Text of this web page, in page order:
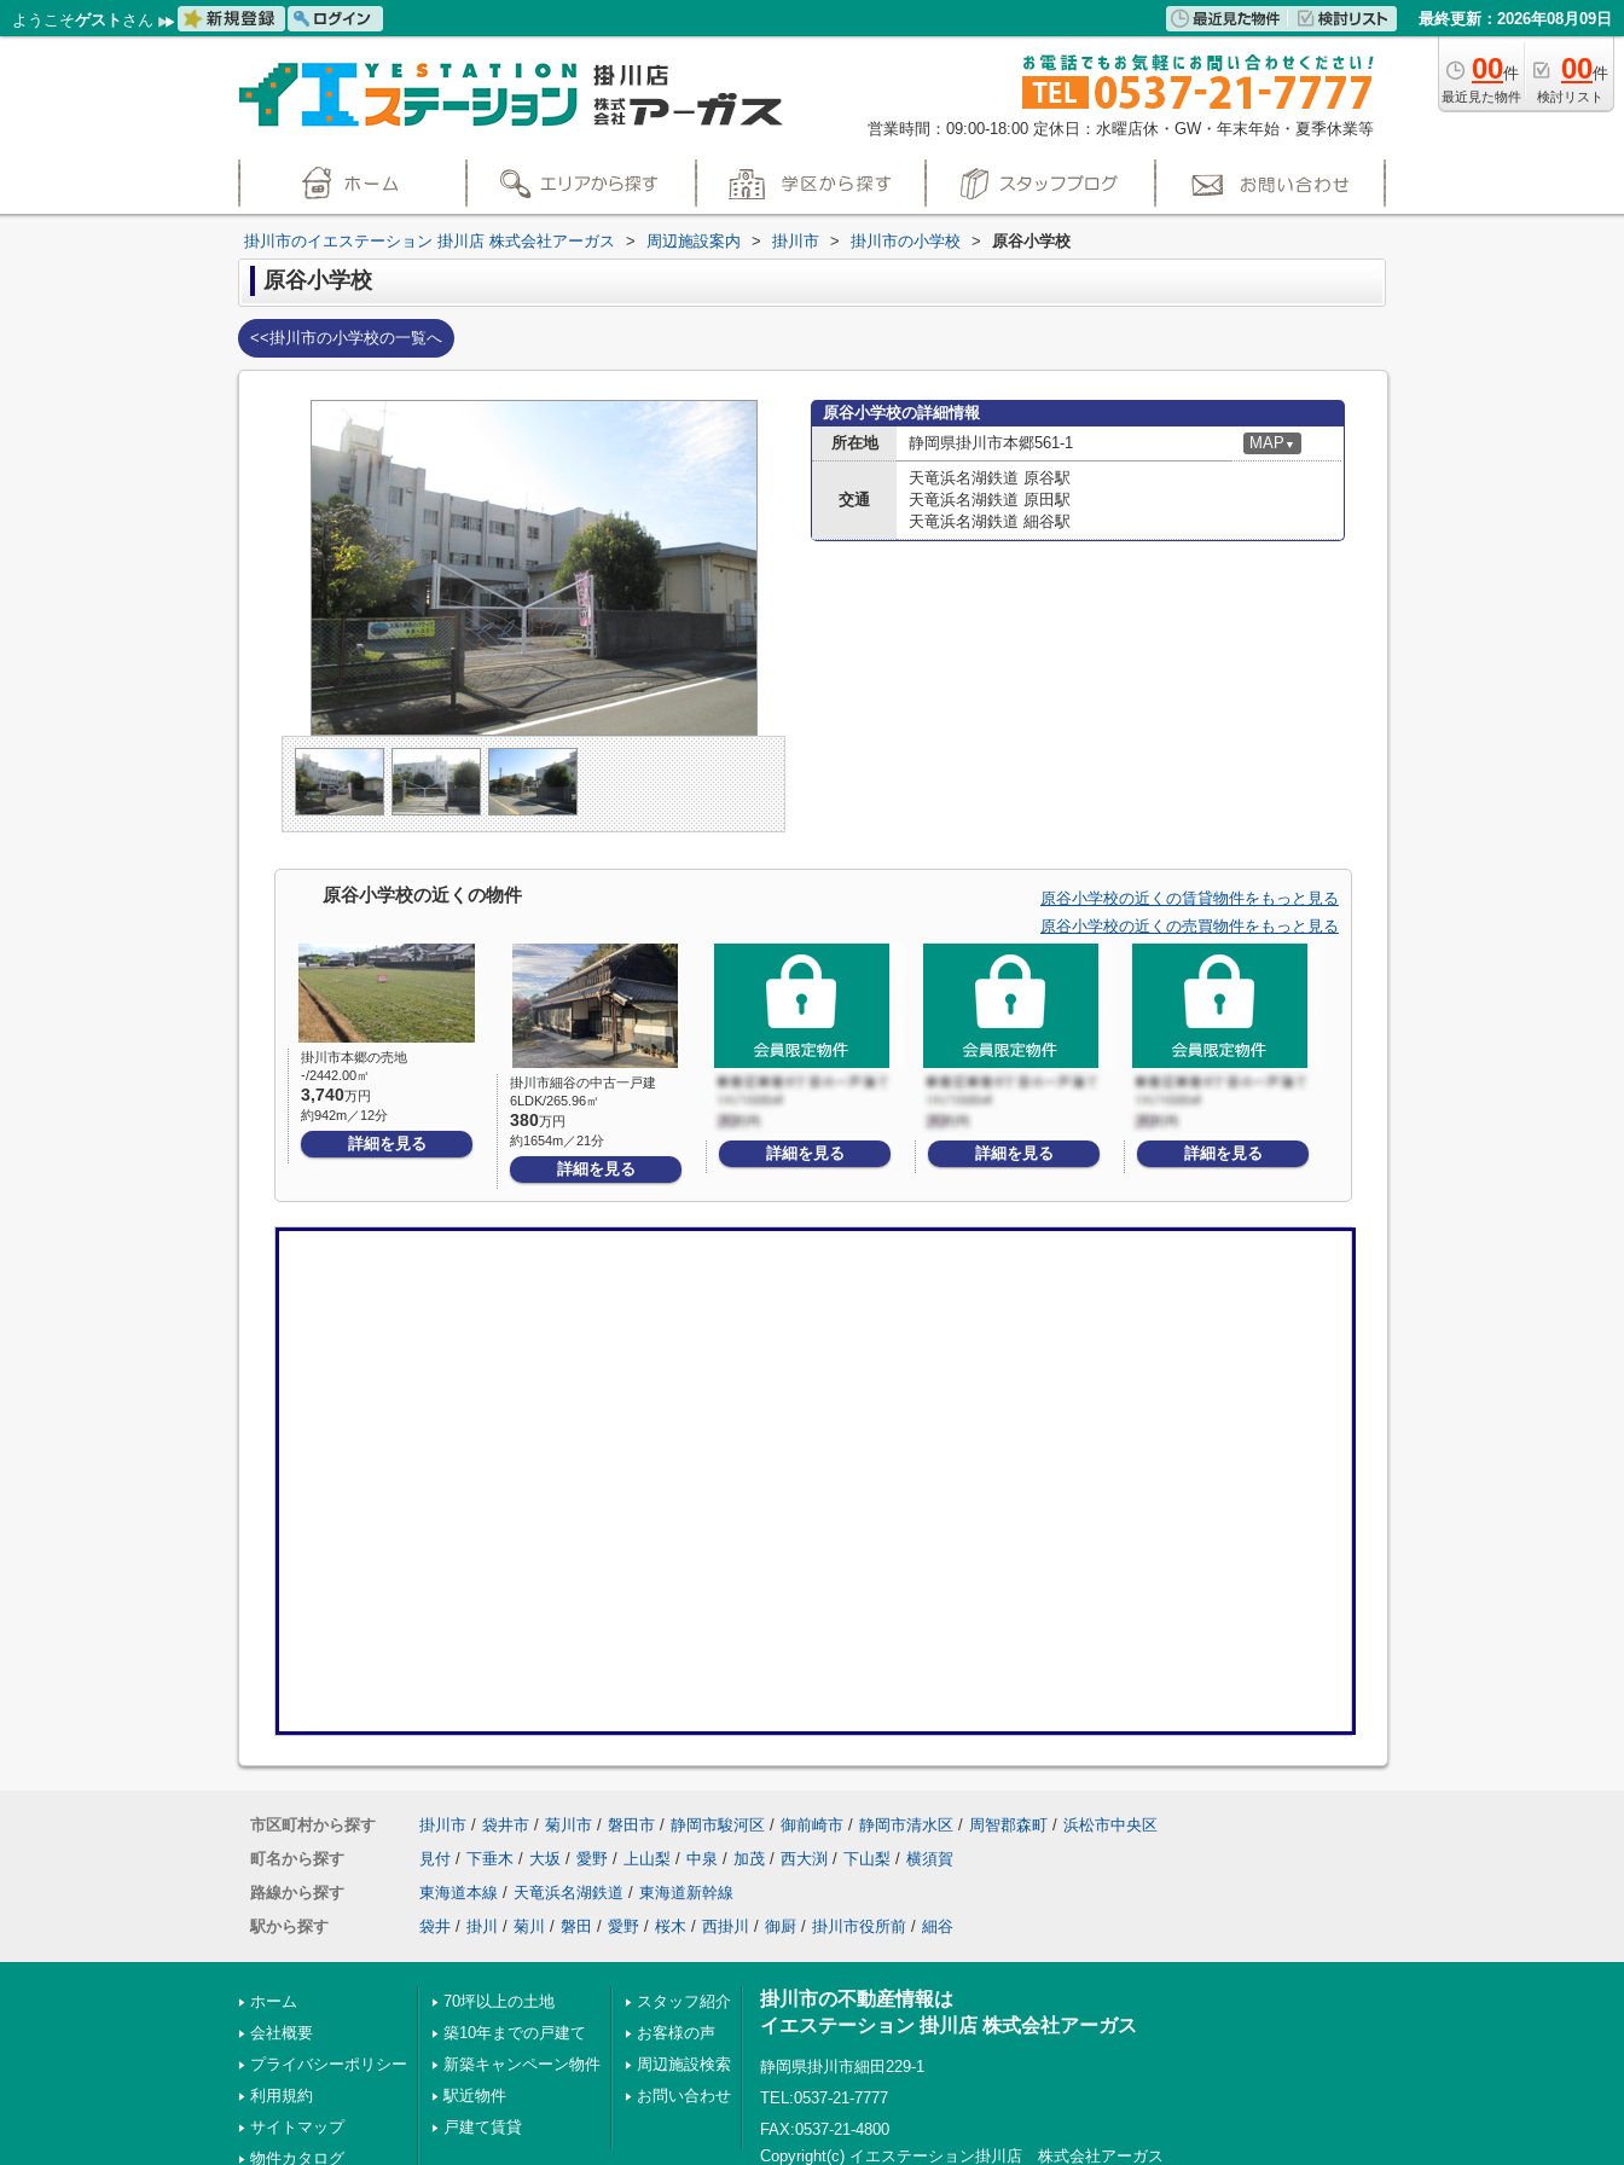
ようこそゲスト さん 最終更新：2026年08月09日
00件
最近見た物件
00件
検討リスト
営業時間：09:00-18:00 定休日：水曜店休・GW・年末年始・夏季休業等
掛川市のイエステーション 掛川店 株式会社アーガス > 周辺施設案内 > 掛川市 > 掛川市の小学校 > 原谷小学校
原谷小学校
<<掛川市の小学校の一覧へ
原谷小学校の詳細情報
所在地
静岡県掛川市本郷561-1 MAP ▼
交通
天竜浜名湖鉄道 原谷駅
天竜浜名湖鉄道 原田駅
天竜浜名湖鉄道 細谷駅
原谷小学校の近くの物件
原谷小学校の近くの賃貸物件をもっと見る
原谷小学校の近くの売買物件をもっと見る
掛川市本郷の売地
-/2442.00㎡
3,740万円
約942m／12分
詳細を見る
掛川市細谷の中古一戸建
6LDK/265.96㎡
380万円
約1654m／21分
詳細を見る
詳細を見る 詳細を見る 詳細を見る
市区町村から探す 掛川市 / 袋井市 / 菊川市 / 磐田市 / 静岡市駿河区 / 御前崎市 / 静岡市清水区 / 周智郡森町 / 浜松市中央区
町名から探す
見付 / 下垂木 / 大坂 / 愛野 / 上山梨 / 中泉 / 加茂 / 西大渕 / 下山梨 / 横須賀
路線から探す
東海道本線 / 天竜浜名湖鉄道 / 東海道新幹線
駅から探す
袋井 / 掛川 / 菊川 / 磐田 / 愛野 / 桜木 / 西掛川 / 御厨 / 掛川市役所前 / 細谷
ホーム
会社概要
プライバシーポリシー
利用規約
サイトマップ
物件カタログ
70坪以上の土地
築10年までの戸建て
新築キャンペーン物件
駅近物件
戸建て賃貸
スタッフ紹介
お客様の声
周辺施設検索
お問い合わせ
掛川市の不動産情報は
イエステーション 掛川店 株式会社アーガス
静岡県掛川市細田229-1
TEL:0537-21-7777
FAX:0537-21-4800
Copyright(c) イエステーション掛川店 株式会社アーガス